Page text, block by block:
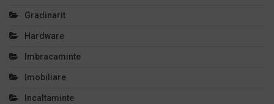
Gradinarit
Hardware
Imbracaminte
Imobiliare
Incaltaminte